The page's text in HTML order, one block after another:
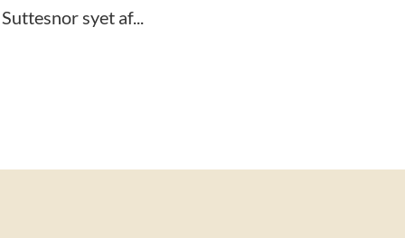
syet af...